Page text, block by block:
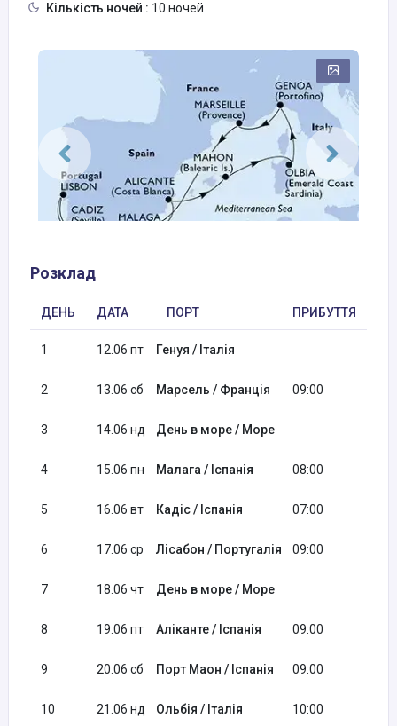
Кількість ночей : 10 ночей
Розклад
ДЕНЬ ДАТА ПОРТ ПРИБУТТЯ
1 12.06 пт Генуя / Італія
2 13.06 сб Марсель / Франція 09:00
3 14.06 нд День в море / Море
4 15.06 пн Малага / Іспанія 08:00
5 16.06 вт Кадіс / Іспанія 07:00
6 17.06 ср Лісабон / Португалія 09:00
7 18.06 чт День в море / Море
8 19.06 пт Аліканте / Іспанія 09:00
9 20.06 сб Порт Маон / Іспанія 09:00
10 21.06 нд Ольбія / Італія 10:00